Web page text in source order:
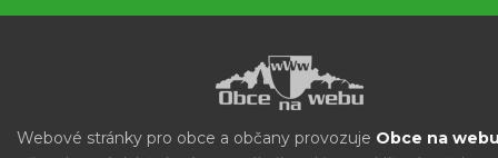
Webové stránky pro obce a občany provozuje Obce na